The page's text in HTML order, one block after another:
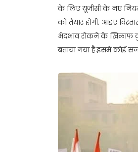
के लिए यूजीसी के नए
को तैयार होगी. आइए
भेदभाव रोकने के खिलाफ
बताया गया है.इसमें कोई